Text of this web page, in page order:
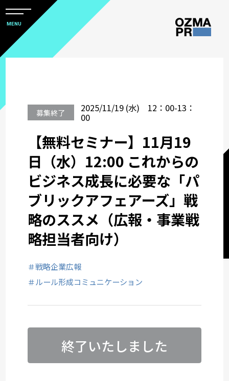
本
文
へ
オ
マ
ピ
ー
ア
ー
ル
メ
ニ
ュ
ー
開
MENU
募集終了 2025/11/19 (水) 12：00-13：
00
【無料セミナー】11月19
日（水）12:00 これからの
ビジネス成長に必要な「パ
ブリックアフェアーズ」戦
略のススメ（広報・事業戦
略担当者向け）
＃戦略企業広報
＃ルール形成コミュニケーション
終了いたしました
サステナビリティコミュニケーション
関西オフィス
サービスメニューから選ぶ
業種から選ぶ